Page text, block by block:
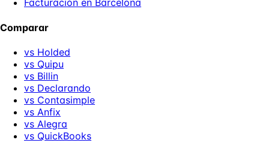
Facturación en Barcelona
Comparar
vs Holded
vs Quipu
vs Billin
vs Declarando
vs Contasimple
vs Anfix
vs Alegra
vs QuickBooks